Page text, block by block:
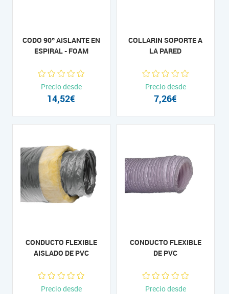
CODO 90º AISLANTE EN
ESPIRAL - FOAM
Precio desde
14,52€
COLLARIN SOPORTE A
LA PARED
Precio desde
7,26€
CONDUCTO FLEXIBLE
AISLADO DE PVC
Precio desde
CONDUCTO FLEXIBLE
DE PVC
Precio desde